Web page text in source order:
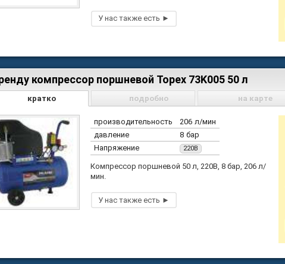
компрессор поршневой Topex 73K005 50 л
кратко подробно на карте
производительность
206 л/мин
давление
8 бар
Напряжение
220В
Компрессор поршневой 50 л, 220В, 8 бар, 206 л/
мин.